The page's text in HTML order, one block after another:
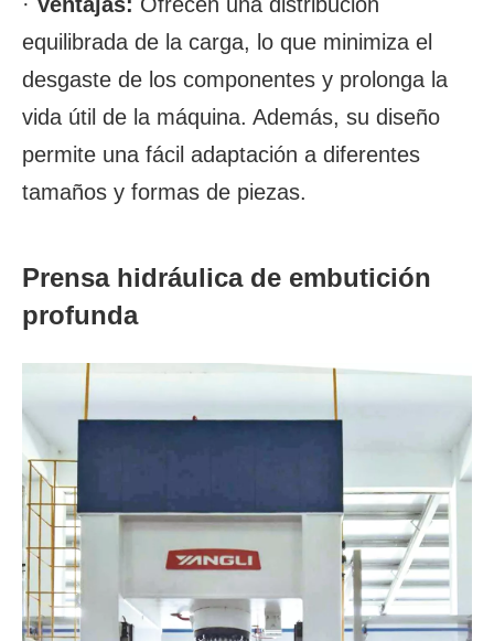
equilibrada de la carga, lo que minimiza el
desgaste de los componentes y prolonga la
vida útil de la máquina. Además, su diseño
permite una fácil adaptación a diferentes
tamaños y formas de piezas.
Prensa hidráulica de embutición
profunda